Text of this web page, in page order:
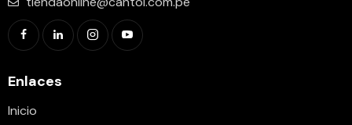
Enlaces
Inicio